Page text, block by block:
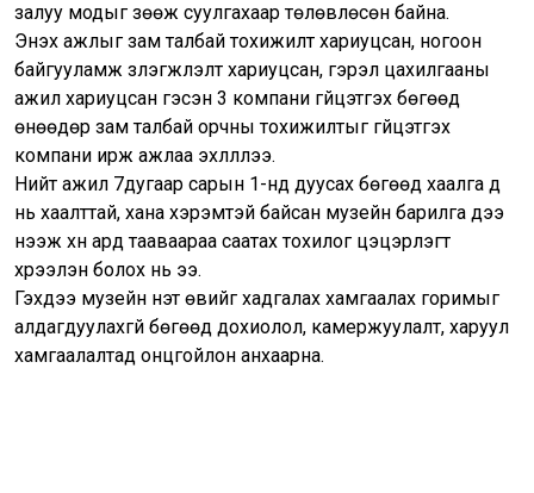
залуу модыг зөөж суулгахаар төлөвлөсөн байна.
Энэхүү ажлыг зам талбай тохижилт хариуцсан, ногоон
байгууламж зүлэгжүүлэлт хариуцсан, гэрэл цахилгааны
ажил хариуцсан гэсэн 3 компани гүйцэтгэх бөгөөд
өнөөдөр зам талбай орчны тохижилтыг гүйцэтгэх
компани ирж ажлаа эхлүүллээ.
Нийт ажил 7дугаар сарын 1-нд дуусах бөгөөд хаалга үүд
нь хаалттай, хана хэрэмтэй байсан музейн барилга үүдээ
нээж хүн ард тааваараа саатах тохилог цэцэрлэгт
хүрээлэн болох нь ээ.
Гэхдээ музейн үнэт өвийг хадгалах хамгаалах горимыг
алдагдуулахгүй бөгөөд дохиолол, камержуулалт, харуул
хамгаалалтад онцгойлон анхаарна.